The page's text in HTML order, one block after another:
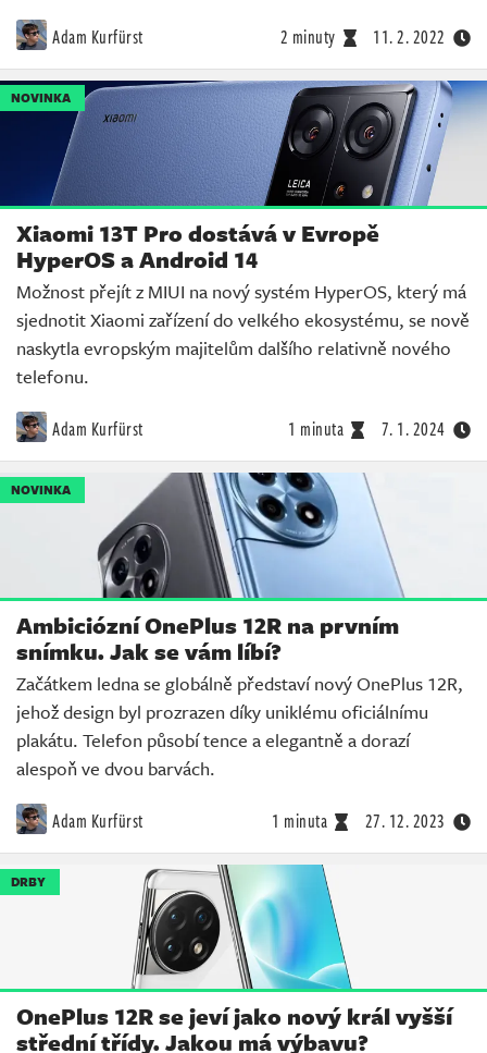
Adam Kurfürst 2 minuty 11. 2. 2022
NOVINKA
Xiaomi 13T Pro dostává v Evropě
HyperOS a Android 14
Možnost přejít z MIUI na nový systém HyperOS, který má
sjednotit Xiaomi zařízení do velkého ekosystému, se nově
naskytla evropským majitelům dalšího relativně nového
telefonu.
Adam Kurfürst 1 minuta 7. 1. 2024
NOVINKA
Ambiciózní OnePlus 12R na prvním
snímku. Jak se vám líbí?
Začátkem ledna se globálně představí nový OnePlus 12R,
jehož design byl prozrazen díky uniklému oficiálnímu
plakátu. Telefon působí tence a elegantně a dorazí
alespoň ve dvou barvách.
Adam Kurfürst 1 minuta 27. 12. 2023
DRBY
OnePlus 12R se jeví jako nový král vyšší
střední třídy. Jakou má výbavu?